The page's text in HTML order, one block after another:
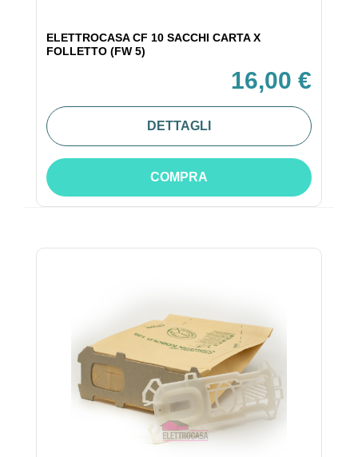
ELETTROCASA CF 10 SACCHI CARTA X
FOLLETTO (FW 5)
16,00 €
DETTAGLI
COMPRA